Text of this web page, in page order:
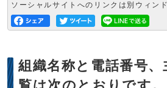
ソーシャルサイトへのリンクは別ウィン
組織名称と電話番号